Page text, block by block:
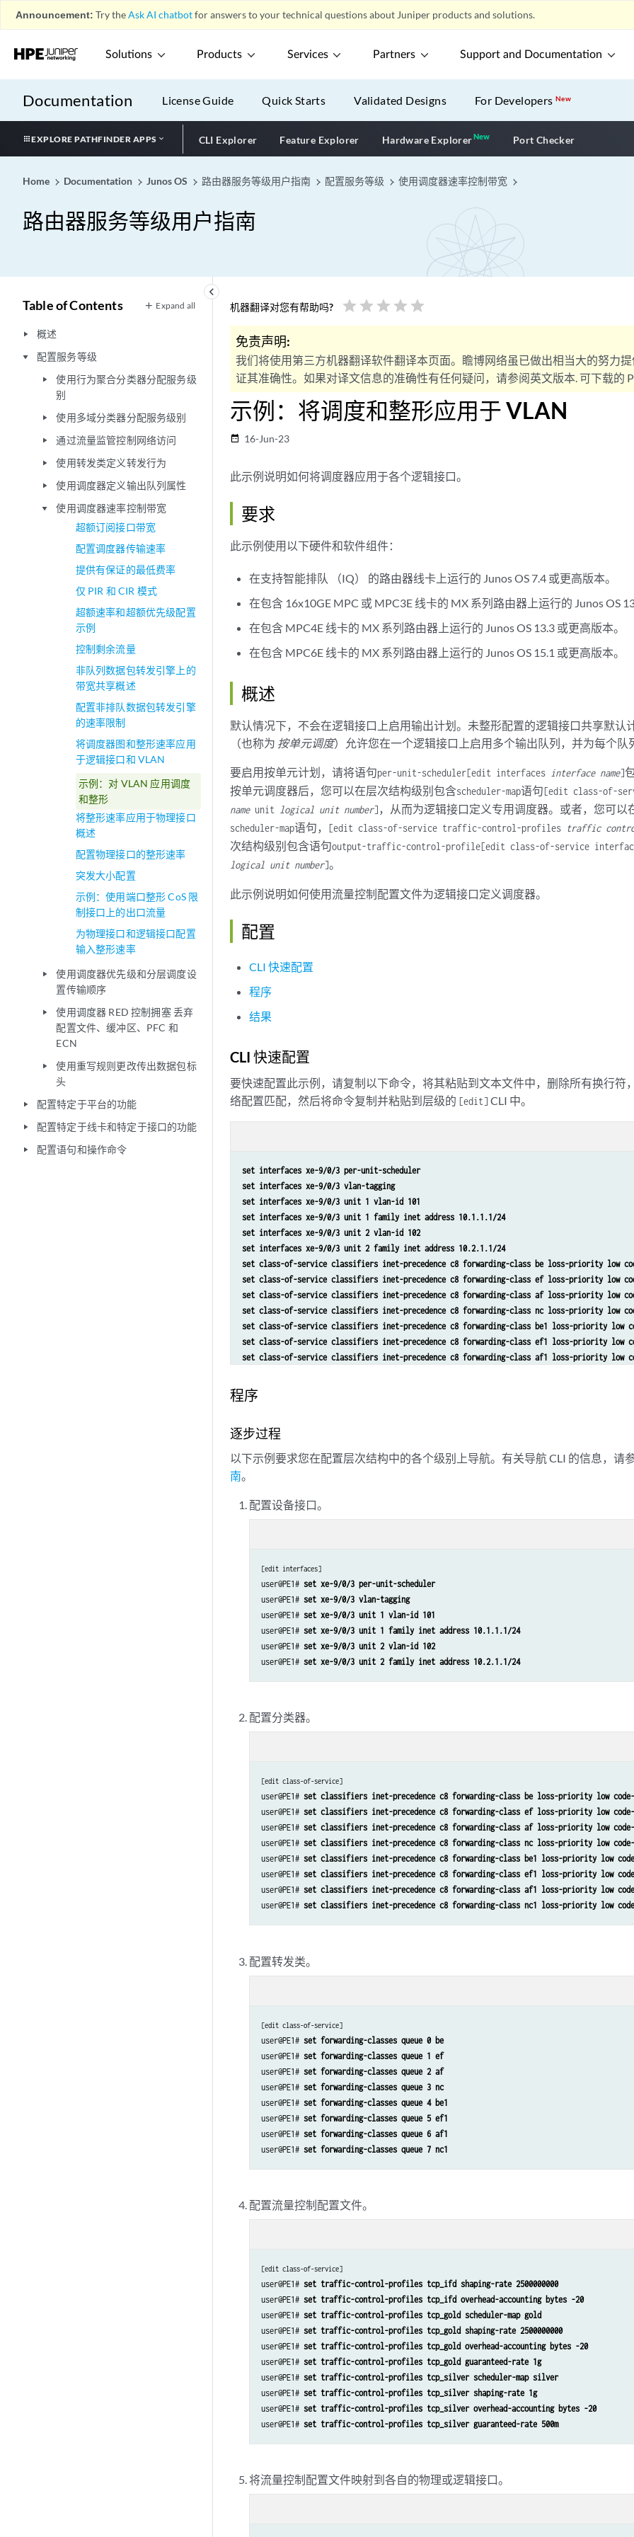
Announcement: Try theAsk AI chatbotfor answers to your technical questions about Juniper products and solutions.
Solutions Products Services Partners Support and Documentation
Documentation License Guide Quick Starts Validated Designs For DevelopersNew
EXPLORE PATHFINDER APPS CLI Explorer Feature Explorer Hardware ExplorerNewNew application
Port Checker
Home Documentation Junos OS 路由器服务等级用户指南 配置服务等级 使用调度器速率控制带宽
路由器服务等级用户指南
keyboard_arrow_left
Table of Contents Expand all
play_arrow 概述
play_arrow 配置服务等级
play_arrow
使用行为聚合分类器分配服务级
别
play_arrow 使用多域分类器分配服务级别
play_arrow 通过流量监管控制网络访问
play_arrow 使用转发类定义转发行为
play_arrow 使用调度器定义输出队列属性
play_arrow
使用调度器速率控制带宽
超额订阅接口带宽
配置调度器传输速率
提供有保证的最低费率
仅 PIR 和 CIR 模式
超额速率和超额优先级配置
示例
控制剩余流量
非队列数据包转发引擎上的
带宽共享概述
配置非排队数据包转发引擎
的速率限制
将调度器图和整形速率应用
于逻辑接口和 VLAN
示例：对 VLAN 应用调度
和整形
将整形速率应用于物理接口
概述
配置物理接口的整形速率
突发大小配置
示例：使用端口整形 CoS 限
制接口上的出口流量
为物理接口和逻辑接口配置
输入整形速率
play_arrow
使用调度器优先级和分层调度设
置传输顺序
play_arrow
使用调度器 RED 控制拥塞 丢弃
配置文件、缓冲区、PFC 和
ECN
play_arrow
使用重写规则更改传出数据包标
头
play_arrow 配置特定于平台的功能
play_arrow 配置特定于线卡和特定于接口的功能
play_arrow 配置语句和操作命令
机器翻译对您有帮助吗? star star star star star
免责声明:
我们将使用第三方机器翻译软件翻译本页面。瞻博网络虽已做出相当大的努力
证其准确性。如果对译文信息的准确性有任何疑问，请参阅英文版本. 可下载的
示例：将调度和整形应用于 VLAN
date_range 16-Jun-23
此示例说明如何将调度器应用于各个逻辑接口。
要求
此示例使用以下硬件和软件组件：
在支持智能排队 （IQ） 的路由器线卡上运行的 Junos OS 7.4 或更高版本。
在包含 16x10GE MPC 或 MPC3E 线卡的 MX 系列路由器上运行的 Junos OS
在包含 MPC4E 线卡的 MX 系列路由器上运行的 Junos OS 13.3 或更高版本。
在包含 MPC6E 线卡的 MX 系列路由器上运行的 Junos OS 15.1 或更高版本。
概述
默认情况下，不会在逻辑接口上启用输出计划。未整形配置的逻辑接口共享默认
（也称为 按单元调度）允许您在一个逻辑接口上启用多个输出队列，并为每个队
要启用按单元计划，请将语句per-unit-scheduler[edit interfaces interface name]
按单元调度器后，您可以在层次结构级别包含scheduler-map语句[edit class-of-
nameunit logical unit number]，从而为逻辑接口定义专用调度器。或者，您可以
scheduler-map语句， [edit class-of-service traffic-control-profiles traffic
次结构级别包含语句output-traffic-control-profile[edit class-of-service
logical unit number]。
此示例说明如何使用流量控制配置文件为逻辑接口定义调度器。
配置
CLI 快速配置
程序
结果
CLI 快速配置
要快速配置此示例，请复制以下命令，将其粘贴到文本文件中，删除所有换行符
络配置匹配，然后将命令复制并粘贴到层级的 [edit] CLI 中。
set interfaces xe-9/0/3 per-unit-scheduler
set interfaces xe-9/0/3 vlan-tagging
set interfaces xe-9/0/3 unit 1 vlan-id 101
set interfaces xe-9/0/3 unit 1 family inet address 10.1.1.1/24
set interfaces xe-9/0/3 unit 2 vlan-id 102
set interfaces xe-9/0/3 unit 2 family inet address 10.2.1.1/24
set class-of-service classifiers inet-precedence c8 forwarding-class be loss-priority low
set class-of-service classifiers inet-precedence c8 forwarding-class ef loss-priority low
set class-of-service classifiers inet-precedence c8 forwarding-class af loss-priority low
set class-of-service classifiers inet-precedence c8 forwarding-class nc loss-priority low
set class-of-service classifiers inet-precedence c8 forwarding-class be1 loss-priority low
set class-of-service classifiers inet-precedence c8 forwarding-class ef1 loss-priority low
set class-of-service classifiers inet-precedence c8 forwarding-class af1 loss-priority low
set class-of-service forwarding-classes queue 0 be
set class-of-service forwarding-classes queue 1 ef
set class-of-service forwarding-classes queue 3 nc
set class-of-service forwarding-classes queue 4 be1
set class-of-service forwarding-classes queue 5 ef1
set class-of-service forwarding-classes queue 6 af1
set class-of-service forwarding-classes queue 7 nc1
set class-of-service traffic-control-profiles tcp_ifd shaping-rate 2500000000
set class-of-service traffic-control-profiles tcp_gold overhead-accounting bytes -20
set class-of-service traffic-control-profiles tcp_gold guaranteed-rate 1g
set class-of-service traffic-control-profiles tcp_silver scheduler-map silver
set class-of-service traffic-control-profiles tcp_silver shaping-rate 1g
set class-of-service traffic-control-profiles tcp_silver overhead-accounting bytes -20
set class-of-service traffic-control-profiles tcp_silver guaranteed-rate 500m
set class-of-service interfaces xe-9/0/3 output-traffic-control-profile tcp_ifd
set class-of-service interfaces xe-9/0/3 unit 1 output-traffic-control-profile tcp_gold
set class-of-service scheduler-maps gold forwarding-class be1 scheduler gold_internet
set class-of-service scheduler-maps gold forwarding-class ef1 scheduler gold_video
set class-of-service scheduler-maps silver forwarding-class be scheduler silver_internet
set class-of-service scheduler-maps silver forwarding-class ef scheduler silver_video
set class-of-service scheduler-maps silver forwarding-class af scheduler silver_voice
set class-of-service scheduler-maps silver forwarding-class nc scheduler silver_reserved
set class-of-service schedulers gold_internet excess-rate percent 40
set class-of-service schedulers gold_internet buffer-size percent 20
set class-of-service schedulers gold_internet priority low
set class-of-service schedulers gold_video transmit-rate percent 50
set class-of-service schedulers gold_video buffer-size percent 50
set class-of-service schedulers gold_reserved excess-rate percent 20
set class-of-service schedulers silver_internet buffer-size percent 20
set class-of-service schedulers silver_internet priority low
set class-of-service schedulers silver_video transmit-rate percent 50
set class-of-service schedulers silver_video buffer-size percent 50
set class-of-service schedulers silver_voice shaping-rate percent 10
set class-of-service schedulers silver_voice buffer-size percent 10
set class-of-service schedulers silver_voice priority strict-high
set class-of-service schedulers silver_reserved excess-rate percent 20
set class-of-service schedulers silver_reserved buffer-size percent 10
set class-of-service schedulers silver_reserved priority low
程序
逐步过程
以下示例要求您在配置层次结构中的各个级别上导航。有关导航 CLI 的信息，请
南。
配置设备接口。
[edit interfaces]
user@PE1# set xe-9/0/3 per-unit-scheduler
user@PE1# set xe-9/0/3 vlan-tagging
user@PE1# set xe-9/0/3 unit 1 vlan-id 101
user@PE1# set xe-9/0/3 unit 1 family inet address 10.1.1.1/24
user@PE1# set xe-9/0/3 unit 2 vlan-id 102
user@PE1# set xe-9/0/3 unit 2 family inet address 10.2.1.1/24
配置分类器。
[edit class-of-service]
user@PE1# set classifiers inet-precedence c8 forwarding-class be loss-priority low
user@PE1# set classifiers inet-precedence c8 forwarding-class ef loss-priority low code-
user@PE1# set classifiers inet-precedence c8 forwarding-class af loss-priority low
user@PE1# set classifiers inet-precedence c8 forwarding-class nc loss-priority low
user@PE1# set classifiers inet-precedence c8 forwarding-class be1 loss-priority low
user@PE1# set classifiers inet-precedence c8 forwarding-class ef1 loss-priority low
user@PE1# set classifiers inet-precedence c8 forwarding-class af1 loss-priority low
user@PE1# set classifiers inet-precedence c8 forwarding-class nc1 loss-priority low
配置转发类。
[edit class-of-service]
user@PE1# set forwarding-classes queue 0 be
user@PE1# set forwarding-classes queue 1 ef
user@PE1# set forwarding-classes queue 2 af
user@PE1# set forwarding-classes queue 3 nc
user@PE1# set forwarding-classes queue 4 be1
user@PE1# set forwarding-classes queue 5 ef1
user@PE1# set forwarding-classes queue 6 af1
user@PE1# set forwarding-classes queue 7 nc1
配置流量控制配置文件。
[edit class-of-service]
user@PE1# set traffic-control-profiles tcp_ifd shaping-rate 2500000000
user@PE1# set traffic-control-profiles tcp_ifd overhead-accounting bytes -20
user@PE1# set traffic-control-profiles tcp_gold scheduler-map gold
user@PE1# set traffic-control-profiles tcp_gold shaping-rate 2500000000
user@PE1# set traffic-control-profiles tcp_gold overhead-accounting bytes -20
user@PE1# set traffic-control-profiles tcp_gold guaranteed-rate 1g
user@PE1# set traffic-control-profiles tcp_silver scheduler-map silver
user@PE1# set traffic-control-profiles tcp_silver shaping-rate 1g
user@PE1# set traffic-control-profiles tcp_silver overhead-accounting bytes -20
user@PE1# set traffic-control-profiles tcp_silver guaranteed-rate 500m
将流量控制配置文件映射到各自的物理或逻辑接口。